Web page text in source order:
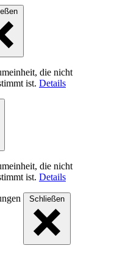
die nicht
ist. Details
die nicht
ist. Details
Schließen